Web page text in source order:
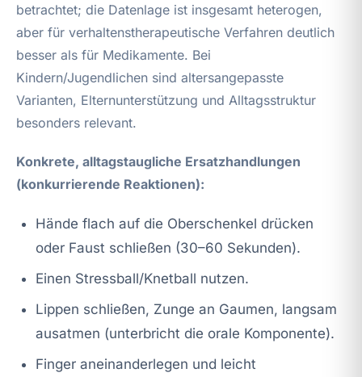
betrachtet; die Datenlage ist insgesamt heterogen,
aber für verhaltenstherapeutische Verfahren deutlich
besser als für Medikamente. Bei
Kindern/Jugendlichen sind altersangepasste
Varianten, Elternunterstützung und Alltagsstruktur
besonders relevant.
Konkrete, alltagstaugliche Ersatzhandlungen
(konkurrierende Reaktionen):
Hände flach auf die Oberschenkel drücken
oder Faust schließen (30–60 Sekunden).
Einen Stressball/Knetball nutzen.
Lippen schließen, Zunge an Gaumen, langsam
ausatmen (unterbricht die orale Komponente).
Finger aneinanderlegen und leicht